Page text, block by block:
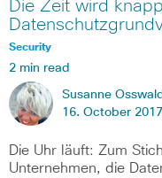
Die Zeit wird
Security
2 min read
Susanne Osswald
16. October
Die Uhr läuft: Zum
Unternehmen, die